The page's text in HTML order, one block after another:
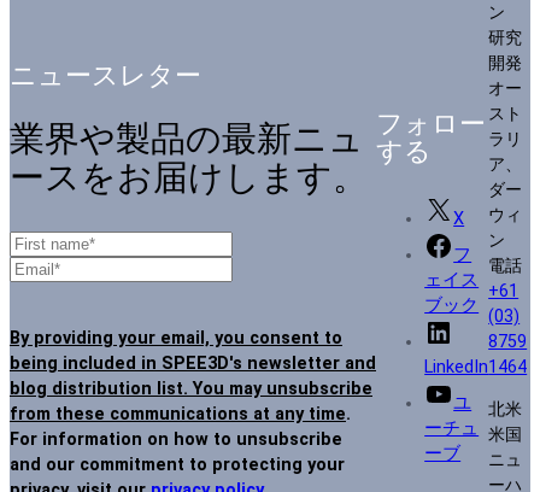
ニュースレター
業界や製品の最新ニュ
ースをお届けします。
By providing your email, you consent to
being included in SPEE3D's newsletter and
blog distribution list. You may unsubscribe
from these communications at any time.
For information on how to unsubscribe
and our commitment to protecting your
フォロー
する
X
フ
ェイス
ブック
LinkedIn
ユ
ーチュ
ーブ
ン
研究
開発
オー
スト
ラリ
ア、
ダー
ウィ
ン
電話
+61
(03)
8759
1464
北米
米国
ニュ
ーハ